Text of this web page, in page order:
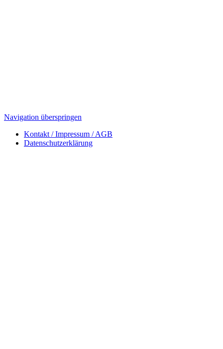
Navigation überspringen
Kontakt / Impressum / AGB
Datenschutzerklärung